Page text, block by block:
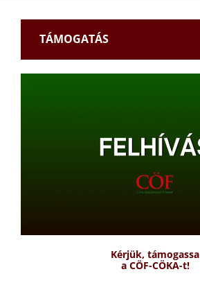
TÁMOGATÁS
Kérjük, támogassa
a CÖF-CÖKA-t!